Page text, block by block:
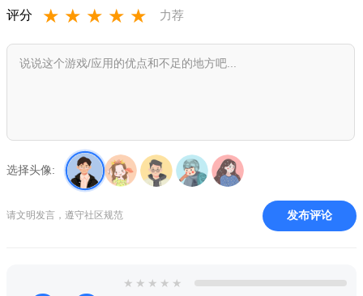
的校园之旅吧。
官方介绍
在这里自由的翱翔。
手游特色
1、在这个浪漫的二次元世界中体验一场甜甜的恋爱，喜欢游
多的NPC等待着玩家们的攻略。
评分 ★ ★ ★ ★ ★ 力荐
选择头像:
请文明发言，遵守社区规范 发布评论
★ ★ ★ ★ ★